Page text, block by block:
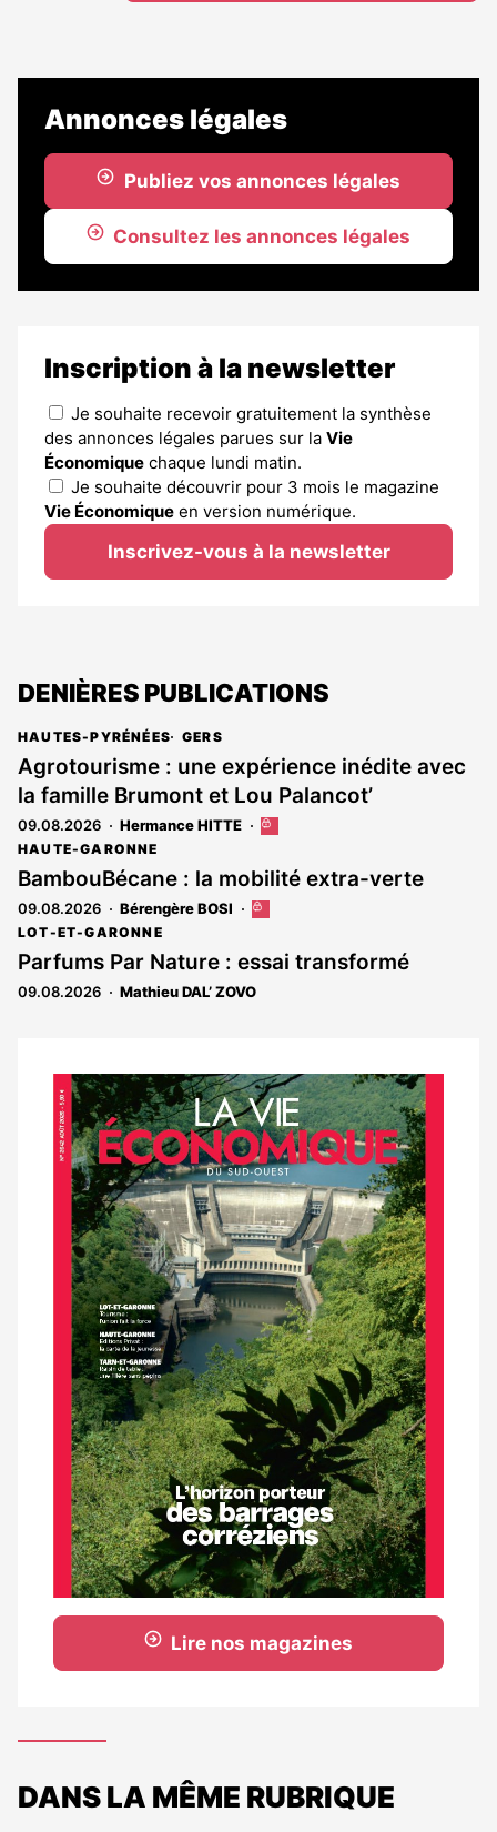
Annonces légales
Publiez vos annonces légales
Consultez les annonces légales
Inscription à la newsletter
Je souhaite recevoir gratuitement la synthèse
des annonces légales parues sur la Vie
Économique chaque lundi matin.
Je souhaite découvrir pour 3 mois le magazine
Vie Économique en version numérique.
Inscrivez-vous à la newsletter
DENIÈRES PUBLICATIONS
HAUTES-PYRÉNÉES GERS
Agrotourisme : une expérience inédite avec
la famille Brumont et Lou Palancot’
09.08.2026 Hermance HITTE
Cet
est
réservé
aux
HAUTE-GARONNE
BambouBécane : la mobilité extra-verte
09.08.2026 Bérengère BOSI
Cet
réservé
aux
LOT-ET-GARONNE
Parfums Par Nature : essai transformé
09.08.2026 Mathieu DAL’ ZOVO
Notre
dernier
magazine
Lire nos magazines
DANS LA MÊME RUBRIQUE